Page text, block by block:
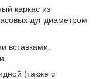
каркас из
дуг диаметром
вставками.
(также с